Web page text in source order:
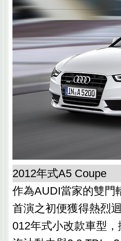
2012年式A5 Coupe
作為AUDI當家的雙門
首演之初便獲得熱烈
012年式小改款車型